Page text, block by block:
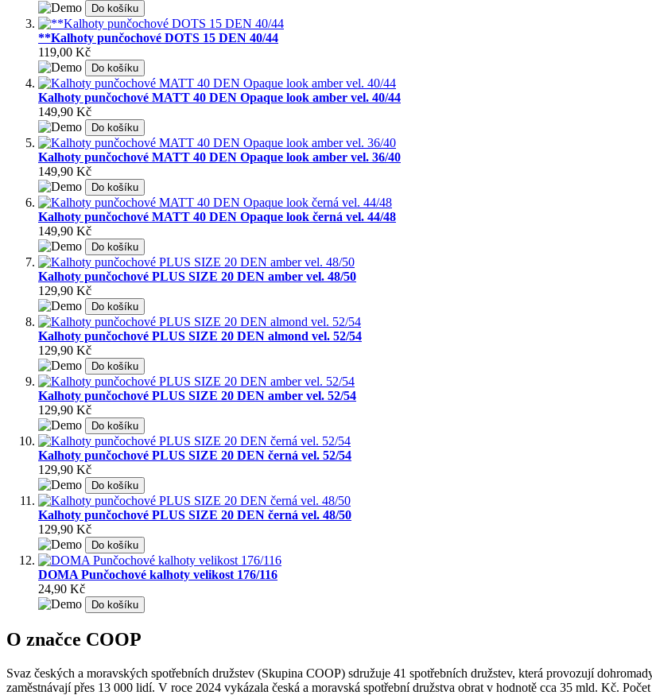
Do košíku
**Kalhoty punčochové DOTS 15 DEN 40/44
119,00 Kč
Do košíku
Kalhoty punčochové MATT 40 DEN Opaque look amber vel. 40/44
149,90 Kč
Do košíku
Kalhoty punčochové MATT 40 DEN Opaque look amber vel. 36/40
149,90 Kč
Do košíku
Kalhoty punčochové MATT 40 DEN Opaque look černá vel. 44/48
149,90 Kč
Do košíku
Kalhoty punčochové PLUS SIZE 20 DEN amber vel. 48/50
129,90 Kč
Do košíku
Kalhoty punčochové PLUS SIZE 20 DEN almond vel. 52/54
129,90 Kč
Do košíku
Kalhoty punčochové PLUS SIZE 20 DEN amber vel. 52/54
129,90 Kč
Do košíku
Kalhoty punčochové PLUS SIZE 20 DEN černá vel. 52/54
129,90 Kč
Do košíku
Kalhoty punčochové PLUS SIZE 20 DEN černá vel. 48/50
129,90 Kč
Do košíku
DOMA Punčochové kalhoty velikost 176/116
24,90 Kč
Do košíku
O značce COOP
Svaz českých a moravských spotřebních družstev (Skupina COOP) sdružuje 41 spotřebních družstev, která provozují
zaměstnávají přes 13 000 lidí. V roce 2024 vykázala česká a moravská spotřební družstva obrat v hodnotě cca 35 mld. Kč.